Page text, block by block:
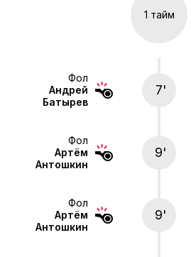
1 тайм
Фол
Андрей
Батырев
7'
Фол
Артём
Антошкин
9'
Фол
Артём
Антошкин
9'